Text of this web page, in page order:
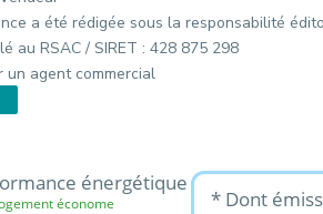
a été rédigée sous la responsabilité
au RSAC / SIRET : 428 875 298
un agent commercial
énergétique
économe * Dont